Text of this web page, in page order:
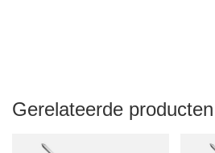
Gerelateerde producten